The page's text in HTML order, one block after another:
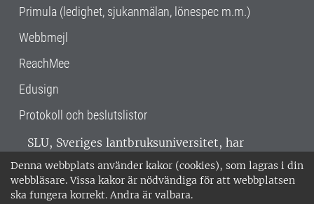
Denna webbplats använder kakor (cookies), som lagras i din
webbläsare. Vissa kakor är nödvändiga för att webbplatsen
ska fungera korrekt. Andra är valbara.
Primula (ledighet, sjukanmälan, lönespec m.m.)
Webbmejl
ReachMee
Edusign
Protokoll och beslutslistor
SLU, Sveriges lantbruksuniversitet, har
verksamhet över hela Sverige. Huvudorter är
Alnarp, Uppsala och Umeå.SLU är
miljöcertifierat enligt ISO 14001. •